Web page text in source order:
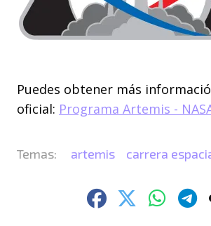
Puedes obtener más
oficial: Programa Artemis -
artemis carrera